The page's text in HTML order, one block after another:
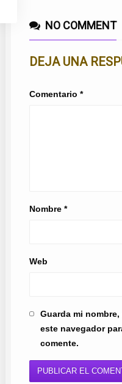
NO COMMENT
DEJA UNA
Comentario *
Nombre *
Web
Guarda mi
este navegador
comente.